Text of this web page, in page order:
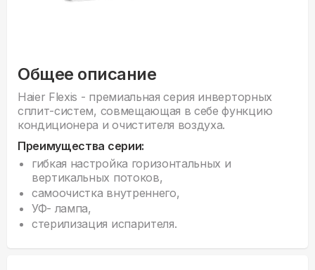
Общее описание
Haier Flexis - премиальная серия инверторных
сплит-систем, совмещающая в себе функцию
кондиционера и очистителя воздуха.
Преимущества серии:
гибкая настройка горизонтальных и
вертикальных потоков,
самоочистка внутреннего,
УФ- лампа,
стерилизация испарителя.